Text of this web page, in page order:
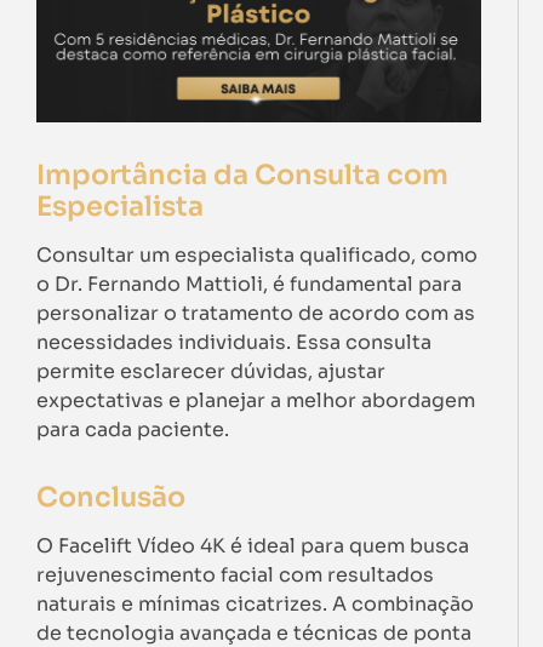
Importância da Consulta com
Especialista
Consultar um especialista qualificado, como
o Dr. Fernando Mattioli, é fundamental para
personalizar o tratamento de acordo com as
necessidades individuais. Essa consulta
permite esclarecer dúvidas, ajustar
expectativas e planejar a melhor abordagem
para cada paciente.
Conclusão
O Facelift Vídeo 4K é ideal para quem busca
rejuvenescimento facial com resultados
naturais e mínimas cicatrizes. A combinação
de tecnologia avançada e técnicas de ponta